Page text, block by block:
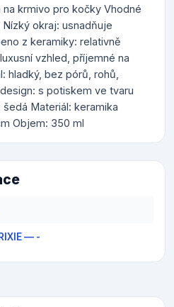
krmivo pro kočky Vhodné
okraj: usnadňuje
z keramiky: relativně
vzhled, příjemné na
hladký, bez pórů, rohů,
s potiskem ve tvaru
Materiál: keramika
Objem: 350 ml
— -